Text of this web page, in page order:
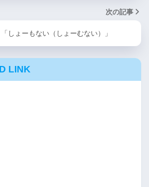
次の記事
しょーもない（しょーむない）」
LINK